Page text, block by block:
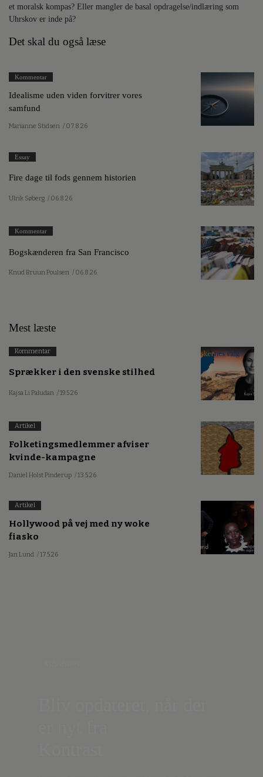
et moralsk kompas? Eller mangler de basal opdragelse/indlæring som
Uhrskov er inde på?
Det skal du også læse
Kommentar
Idealisme uden viden forvitrer vores
samfund
Marianne Stidsen / 07.8.26
Essay
Fire dage til fods gennem historien
Ulrik Søberg / 06.8.26
Kommentar
Bogskænderen fra San Francisco
Knud Bruun Poulsen / 06.8.26
Mest læste
Kommentar
Sprækker i den svenske stilhed
Kajsa Li Paludan / 19.5.26
Artikel
Folketingsmedlemmer afviser
kvinde-kampagne
Daniel Holst Pinderup / 13.5.26
Artikel
Hollywood på vej med ny woke
fiasko
Jan Lund / 17.5.26